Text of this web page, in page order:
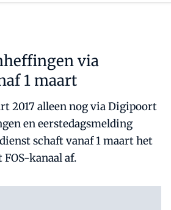
via
1 maart
2017 alleen nog via Digipoort
en eerstedagsmelding
schaft vanaf 1 maart het
kanaal af.